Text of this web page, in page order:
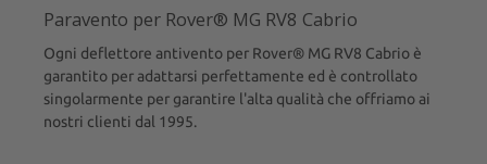
Paravento per Rover® MG RV8 Cabrio
Ogni deflettore antivento per Rover® MG RV8 Cabrio è
garantito per adattarsi perfettamente ed è controllato
singolarmente per garantire l'alta qualità che offriamo ai
nostri clienti dal 1995.